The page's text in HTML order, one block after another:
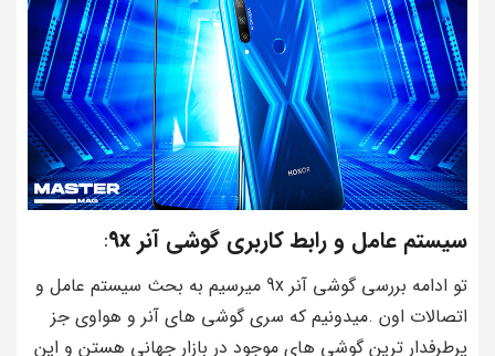
سیستم عامل و رابط کاربری گوشی آنر 9x :
تو ادامه بررسی گوشی آنر 9x میرسیم به بحث سیستم عامل و
اتصالات اون .میدونیم که سری گوشی های آنر و هواوی جز
پرطرفدار ترین گوشی های موجود در بازار جهانی هستن و این